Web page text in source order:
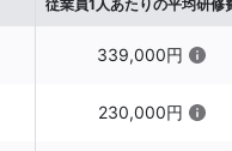
従業員1人あたりの平均研修
339,000円
230,000円